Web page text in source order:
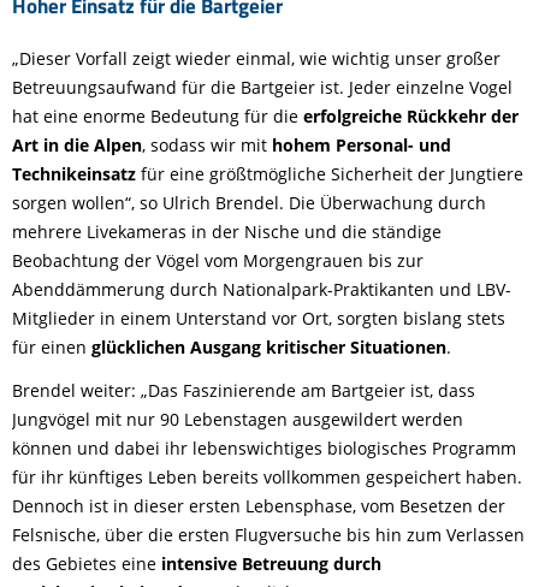
„Dieser Vorfall zeigt wieder einmal, wie wichtig unser großer
Betreuungsaufwand für die Bartgeier ist. Jeder einzelne Vogel
hat eine enorme Bedeutung für die erfolgreiche Rückkehr der
Art in die Alpen, sodass wir mit hohem Personal- und
Technikeinsatz für eine größtmögliche Sicherheit der Jungtiere
sorgen wollen“, so Ulrich Brendel. Die Überwachung durch
mehrere Livekameras in der Nische und die ständige
Beobachtung der Vögel vom Morgengrauen bis zur
Abenddämmerung durch Nationalpark-Praktikanten und LBV-
Mitglieder in einem Unterstand vor Ort, sorgten bislang stets
für einen glücklichen Ausgang kritischer Situationen.
Brendel weiter: „Das Faszinierende am Bartgeier ist, dass
Jungvögel mit nur 90 Lebenstagen ausgewildert werden
können und dabei ihr lebenswichtiges biologisches Programm
für ihr künftiges Leben bereits vollkommen gespeichert haben.
Dennoch ist in dieser ersten Lebensphase, vom Besetzen der
Felsnische, über die ersten Flugversuche bis hin zum Verlassen
des Gebietes eine intensive Betreuung durch